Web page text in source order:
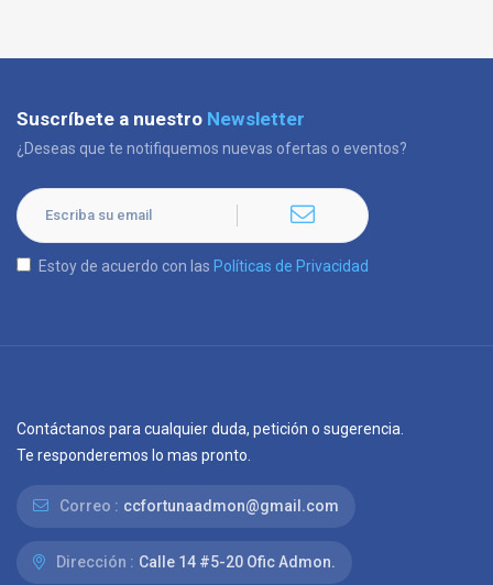
Suscríbete a nuestro Newsletter
¿Deseas que te notifiquemos nuevas ofertas o eventos?
Estoy de acuerdo con las Políticas de Privacidad
Contáctanos para cualquier duda, petición o sugerencia.
Te responderemos lo mas pronto.
Correo : ccfortunaadmon@gmail.com
Dirección : Calle 14 #5-20 Ofic Admon.